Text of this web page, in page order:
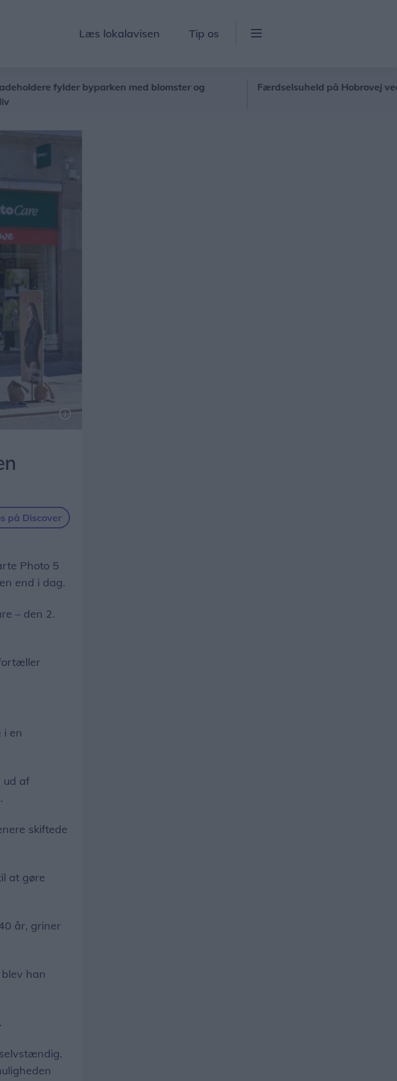
Læs lokalavisen Tip os
fylder byparken med blomster og
Færdselsuheld på Hobrovej ved
på Discover
Photo 5
end i dag.
– den 2.
i en
ud af
skiftede
at gøre
år, griner
han